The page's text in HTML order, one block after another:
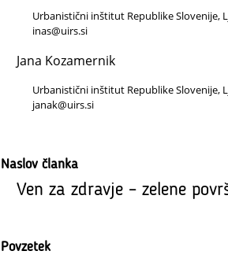
Urbanistični inštitut Republike Slovenije,
inas@uirs.si
Jana Kozamernik
Urbanistični inštitut Republike Slovenije,
janak@uirs.si
Naslov članka
Ven za zdravje – zelene
Povzetek